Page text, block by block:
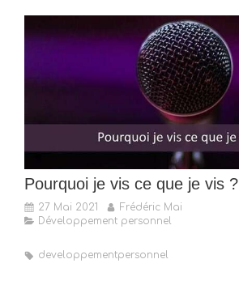
Pourquoi je vis ce que je vis ?
27 Mai 2021
Frédéric Mai
Développement personnel
developpementpersonnel